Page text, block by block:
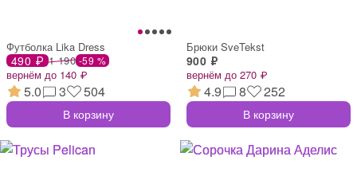
Футболка Lika Dress
490 ₽ 1 190 -59 %
вернём до 140 ₽
5.0 3 504
В корзину
Брюки SveTekst
900 ₽
вернём до 270 ₽
4.9 8 252
В корзину